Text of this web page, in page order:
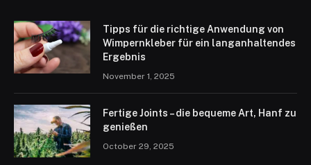
Tipps für die richtige Anwendung von
Wimpernkleber für ein langanhaltendes
Ergebnis
November 1, 2025
Fertige Joints – die bequeme Art, Hanf zu
genießen
October 29, 2025